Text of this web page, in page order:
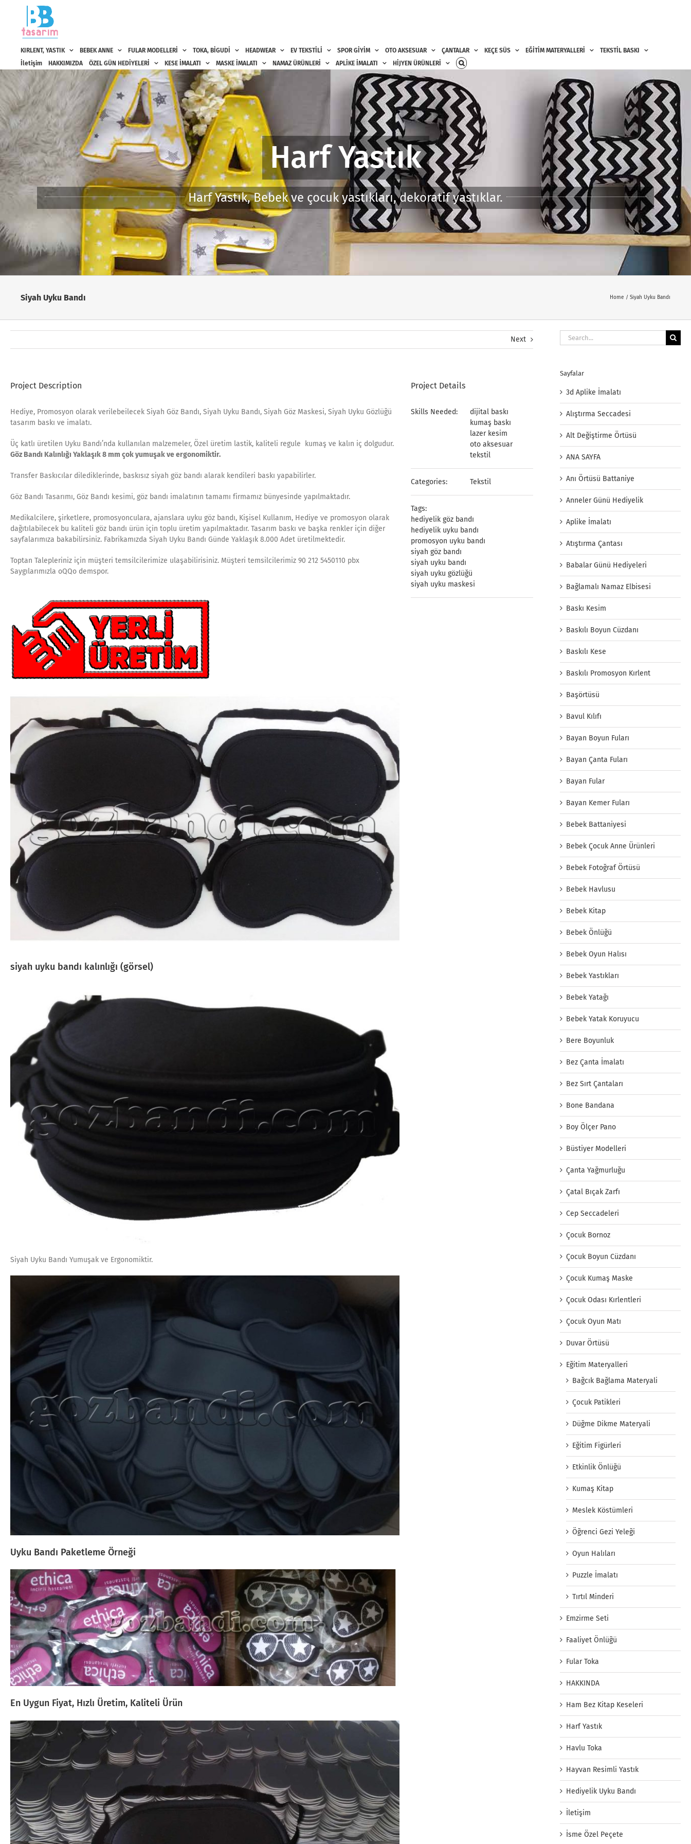
content
KIRLENT, YASTIK BEBEK ANNE FULAR MODELLERİ TOKA, BİGUDİ HEADWEAR EV TEKSTİLİ SPOR GİYİM OTO AKSESUAR ÇANTALAR KEÇE SÜS EĞİTİM MATERYALLERİ
TEKSTİL BASKI
İletişim
HAKKIMIZDA ÖZEL GÜN HEDİYELERİ KESE İMALATI MASKE İMALATI NAMAZ ÜRÜNLERİ APLİKE İMALATI HİJYEN ÜRÜNLERİ
Harf Yastık
Harf Yastık, Bebek ve çocuk yastıkları, dekoratif yastıklar.
Siyah Uyku Bandı Home Siyah Uyku Bandı
Next
Project Description
Hediye, Promosyon olarak verilebeilecek Siyah Göz Bandı, Siyah Uyku Bandı, Siyah Göz Maskesi, Siyah Uyku Gözlüğü
tasarım baskı ve imalatı.
Üç katlı üretilen Uyku Bandı’nda kullanılan malzemeler, Özel üretim lastik, kaliteli regule kumaş ve kalın iç dolgudur.
Göz Bandı Kalınlığı Yaklaşık 8 mm çok yumuşak ve ergonomiktir.
Transfer Baskıcılar dilediklerinde, baskısız siyah göz bandı alarak kendileri baskı yapabilirler.
Göz Bandı Tasarımı, Göz Bandı kesimi, göz bandı imalatının tamamı firmamız bünyesinde yapılmaktadır.
Medikalcilere, şirketlere, promosyonculara, ajanslara uyku göz bandı, Kişisel Kullanım, Hediye ve promosyon olarak
dağıtılabilecek bu kaliteli göz bandı ürün için toplu üretim yapılmaktadır. Tasarım baskı ve başka renkler için diğer
sayfalarımıza bakabilirsiniz. Fabrikamızda Siyah Uyku Bandı Günde Yaklaşık 8.000 Adet üretilmektedir.
Toptan Talepleriniz için müşteri temsilcilerimize ulaşabilirisiniz. Müşteri temsilcilerimiz 90 212 5450110 pbx
Saygılarımızla oQQo demspor.
siyah uyku bandı kalınlığı (görsel)
Siyah Uyku Bandı Yumuşak ve Ergonomiktir.
Uyku Bandı Paketleme Örneği
En Uygun Fiyat, Hızlı Üretim, Kaliteli Ürün
Project Details
Skills Needed:
dijital baskı
kumaş baskı
lazer kesim
oto aksesuar
tekstil
Categories: Tekstil
Tags:
hediyelik göz bandı
hediyelik uyku bandı
promosyon uyku bandı
siyah göz bandı
siyah uyku bandı
siyah uyku gözlüğü
siyah uyku maskesi
Search
for:
Sayfalar
3d Aplike İmalatı
Alıştırma Seccadesi
Alt Değiştirme Örtüsü
ANA SAYFA
Anı Örtüsü Battaniye
Anneler Günü Hediyelik
Aplike İmalatı
Atıştırma Çantası
Babalar Günü Hediyeleri
Bağlamalı Namaz Elbisesi
Baskı Kesim
Baskılı Boyun Cüzdanı
Baskılı Kese
Baskılı Promosyon Kırlent
Başörtüsü
Bavul Kılıfı
Bayan Boyun Fuları
Bayan Çanta Fuları
Bayan Fular
Bayan Kemer Fuları
Bebek Battaniyesi
Bebek Çocuk Anne Ürünleri
Bebek Fotoğraf Örtüsü
Bebek Havlusu
Bebek Kitap
Bebek Önlüğü
Bebek Oyun Halısı
Bebek Yastıkları
Bebek Yatağı
Bebek Yatak Koruyucu
Bere Boyunluk
Bez Çanta İmalatı
Bez Sırt Çantaları
Bone Bandana
Boy Ölçer Pano
Büstiyer Modelleri
Çanta Yağmurluğu
Çatal Bıçak Zarfı
Cep Seccadeleri
Çocuk Bornoz
Çocuk Boyun Cüzdanı
Çocuk Kumaş Maske
Çocuk Odası Kırlentleri
Çocuk Oyun Matı
Duvar Örtüsü
Eğitim Materyalleri
Bağcık Bağlama Materyali
Çocuk Patikleri
Düğme Dikme Materyali
Eğitim Figürleri
Etkinlik Önlüğü
Kumaş Kitap
Meslek Köstümleri
Öğrenci Gezi Yeleği
Oyun Halıları
Puzzle İmalatı
Tırtıl Minderi
Emzirme Seti
Faaliyet Önlüğü
Fular Toka
HAKKINDA
Ham Bez Kitap Keseleri
Harf Yastık
Havlu Toka
Hayvan Resimli Yastık
Hediyelik Uyku Bandı
İletişim
İsme Özel Peçete